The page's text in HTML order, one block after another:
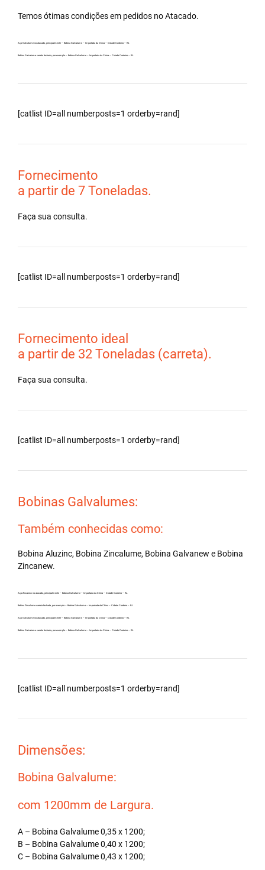
Temos ótimas condições em pedidos no Atacado.
Aço Galvalume no atacado, principalmente – Bobina Galvalume – Importada da China – Cidade Cordeiro – RJ.
Bobina Galvalume carreta fechada, por exemplo – Bobina Galvalume – Importada da China – Cidade Cordeiro – RJ.
[catlist ID=all numberposts=1 orderby=rand]
Fornecimento
a partir de 7 Toneladas.
Faça sua consulta.
[catlist ID=all numberposts=1 orderby=rand]
Fornecimento ideal
a partir de 32 Toneladas (carreta).
Faça sua consulta.
[catlist ID=all numberposts=1 orderby=rand]
Bobinas Galvalumes:
Também conhecidas como:
Bobina Aluzinc, Bobina Zincalume, Bobina Galvanew e Bobina
Zincanew.
Aço Zincanew no atacado, principalmente – Bobina Galvalume – Importada da China – Cidade Cordeiro – RJ.
Bobina Zincalume carreta fechada, por exemplo – Bobina Galvalume – Importada da China – Cidade Cordeiro – RJ.
Aço Galvalume no atacado, principalmente – Bobina Galvalume – Importada da China – Cidade Cordeiro – RJ.
Bobina Galvalume carreta fechada, por exemplo – Bobina Galvalume – Importada da China – Cidade Cordeiro – RJ.
[catlist ID=all numberposts=1 orderby=rand]
Dimensões:
Bobina Galvalume:
com 1200mm de Largura.
A – Bobina Galvalume 0,35 x 1200;
B – Bobina Galvalume 0,40 x 1200;
C – Bobina Galvalume 0,43 x 1200;